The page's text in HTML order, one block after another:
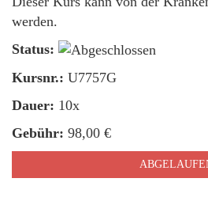
werden.
Status:
Kursnr.: U7757G
Dauer: 10x
Gebühr: 98,00 €